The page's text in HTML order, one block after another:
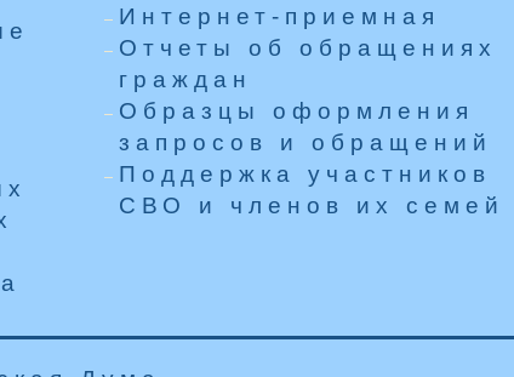
Интернет-приемная
Отчеты об обращениях
граждан
Образцы оформления
запросов и обращений
Поддержка участников
СВО и членов их семей